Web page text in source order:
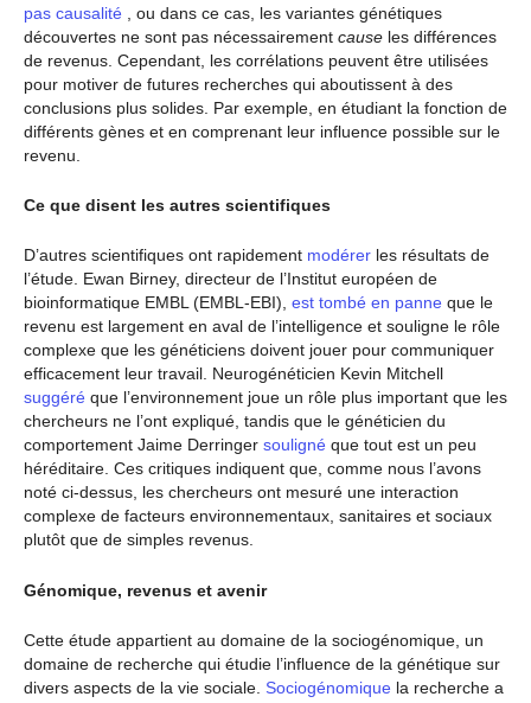
pas causalité , ou dans ce cas, les variantes génétiques
découvertes ne sont pas nécessairement cause les différences
de revenus. Cependant, les corrélations peuvent être utilisées
pour motiver de futures recherches qui aboutissent à des
conclusions plus solides. Par exemple, en étudiant la fonction de
différents gènes et en comprenant leur influence possible sur le
revenu.
Ce que disent les autres scientifiques
D’autres scientifiques ont rapidement modérer les résultats de
l’étude. Ewan Birney, directeur de l’Institut européen de
bioinformatique EMBL (EMBL-EBI), est tombé en panne que le
revenu est largement en aval de l’intelligence et souligne le rôle
complexe que les généticiens doivent jouer pour communiquer
efficacement leur travail. Neurogénéticien Kevin Mitchell
suggéré que l’environnement joue un rôle plus important que les
chercheurs ne l’ont expliqué, tandis que le généticien du
comportement Jaime Derringer souligné que tout est un peu
héréditaire. Ces critiques indiquent que, comme nous l’avons
noté ci-dessus, les chercheurs ont mesuré une interaction
complexe de facteurs environnementaux, sanitaires et sociaux
plutôt que de simples revenus.
Génomique, revenus et avenir
Cette étude appartient au domaine de la sociogénomique, un
domaine de recherche qui étudie l’influence de la génétique sur
divers aspects de la vie sociale. Sociogénomique la recherche a